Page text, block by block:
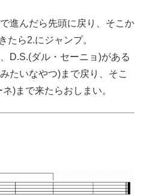
進んだら先頭に戻り、そこか
たら2.にジャンプ。
D.S.(ダル・セーニョ)がある
たいなやつ)まで戻り、そこ
)まで来たらおしまい。